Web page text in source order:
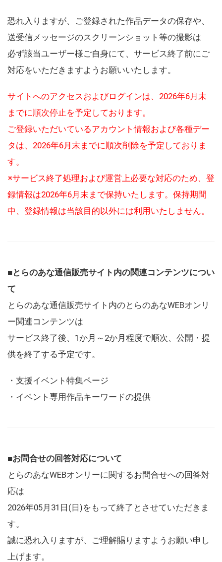
恐れ入りますが、ご登録された作品データの保存や、
送受信メッセージのスクリーンショット等の撮影は
必ず該当ユーザー様ご自身にて、サービス終了前にご
対応をいただきますようお願いいたします。
サイトへのアクセスおよびログインは、2026年6月末
までに順次停止を予定しております。
ご登録いただいているアカウント情報および各種デー
タは、2026年6月末までに順次削除を予定しておりま
す。
※サービス終了処理および運営上必要な対応のため、登
録情報は2026年6月末まで保持いたします。保持期間
中、登録情報は当該目的以外には利用いたしません。
■とらのあな通信販売サイト内の関連コンテンツについ
て
とらのあな通信販売サイト内のとらのあなWEBオンリ
ー関連コンテンツは
サービス終了後、1か月～2か月程度で順次、公開・提
供を終了する予定です。
・支援イベント特集ページ
・イベント専用作品キーワードの提供
■お問合せの回答対応について
とらのあなWEBオンリーに関するお問合せへの回答対
応は
2026年05月31日(日)をもって終了とさせていただきま
す。
誠に恐れ入りますが、ご理解賜りますようお願い申し
上げます。